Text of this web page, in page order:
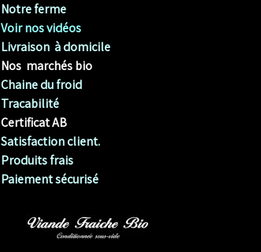
Notre ferme
Voir nos vidéos
Livraison à domicile
Nos marchés bio
Chaine du froid
Tracabilité
Certificat AB
Satisfaction client.
Produits frais
Paiement sécurisé